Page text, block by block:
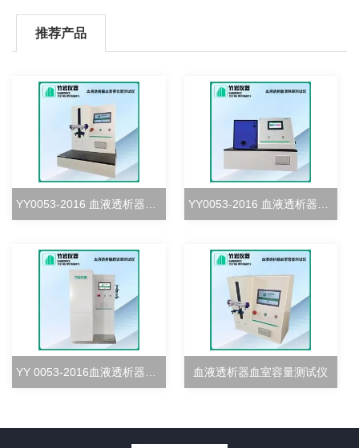
推荐产品
YY0053-2016 血液透析器血室密合度测试仪 YY0053-2016 血液透析器清除率测试仪
YY 0053-2016血液透析器超滤率测试仪 血液透析器血室容量测试仪